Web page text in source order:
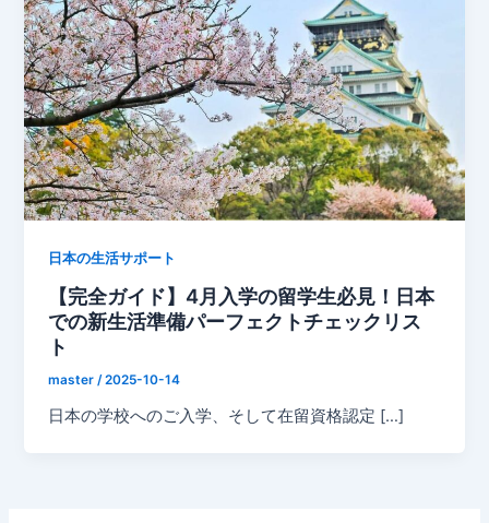
日本の生活サポート
【完全ガイド】4月入学の留学生必見！日本
での新生活準備パーフェクトチェックリス
ト
master/2025-10-14
日本の学校へのご入学、そして在留資格認定 […]